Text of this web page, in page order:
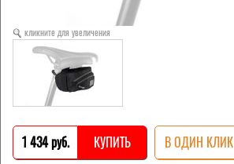
кликните для увеличения
1 434 pуб. КУПИТЬ В ОДИН КЛИК